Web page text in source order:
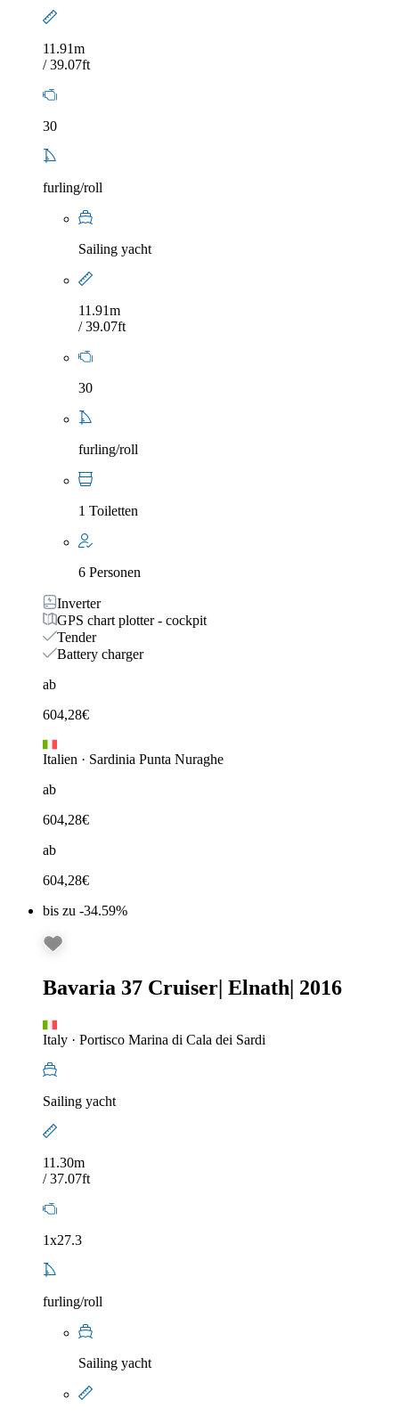
11.91m
/ 39.07ft
30
furling/roll
Sailing yacht
11.91m
/ 39.07ft
30
furling/roll
1 Toiletten
6 Personen
Inverter
GPS chart plotter - cockpit
Tender
Battery charger
ab
604,28€
Italien · Sardinia Punta Nuraghe
ab
604,28€
ab
604,28€
bis zu -34.59%
Bavaria 37 Cruiser| Elnath| 2016
Italy · Portisco Marina di Cala dei Sardi
Sailing yacht
11.30m
/ 37.07ft
1x27.3
furling/roll
Sailing yacht